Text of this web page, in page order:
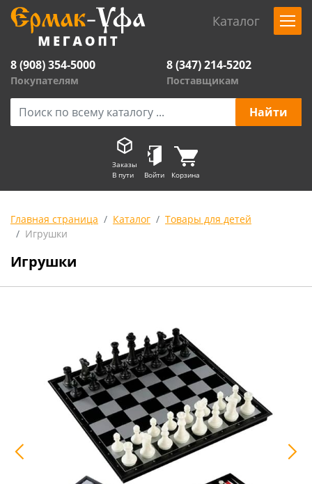
Каталог
8 (908) 354-5000
Покупателям
8 (347) 214-5202
Поставщикам
Заказы
В пути
Войти Корзина
Главная страница Каталог
Товары для детей
Игрушки
Игрушки